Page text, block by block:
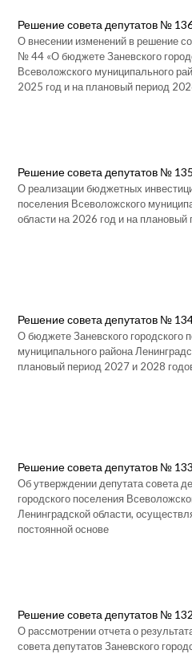
Решение совета депутатов №
О внесении изменений в решение
№ 44 «О бюджете Заневского
Всеволожского муниципального
2025 год и на плановый период
Решение совета депутатов №
О реализации бюджетных
поселения Всеволожского
области на 2026 год и на
Решение совета депутатов №
О бюджете Заневского городского
муниципального района
плановый период 2027 и 2028
Решение совета депутатов №
Об утверждении депутата совета
городского поселения
Ленинградской области,
постоянной основе
Решение совета депутатов №
О рассмотрении отчета о
совета депутатов Заневского